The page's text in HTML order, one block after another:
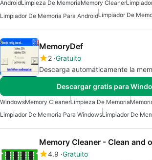
AndroidLimpieza De MemoriaMemory Cleaner
Limpiador De Memoria Para AndroidLimpiador De
MemoryDef
2 Gratuito
Descarga automáticamente la
Descargar gratis para
WindowsMemory CleanerLimpieza De Memoria
Limpiador De Memoria Para Windows
4.9 Gratuito